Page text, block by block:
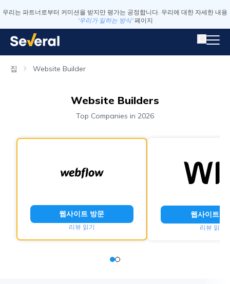
우리는 파트너로부터 커미션을 받지만 평가는 공정합니다. 우리에 대한 자세한 내용
'우리가 일하는 방식' 페이지
집 Website Builder
Website Builders
Top Companies in 2026
웹사이트 방문
리뷰 읽기
웹사이트 방
리뷰 읽기